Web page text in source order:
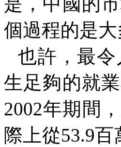
個過程的是
也許，最
生足夠的就
2002年期間
際上從53.9百